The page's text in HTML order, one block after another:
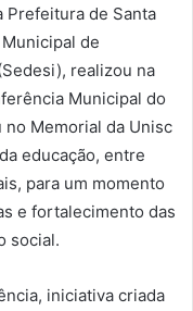
Prefeitura de Santa
de
realizou na
Municipal do
Memorial da Unisc
educação, entre
para um momento
e fortalecimento das
social.
iniciativa criada